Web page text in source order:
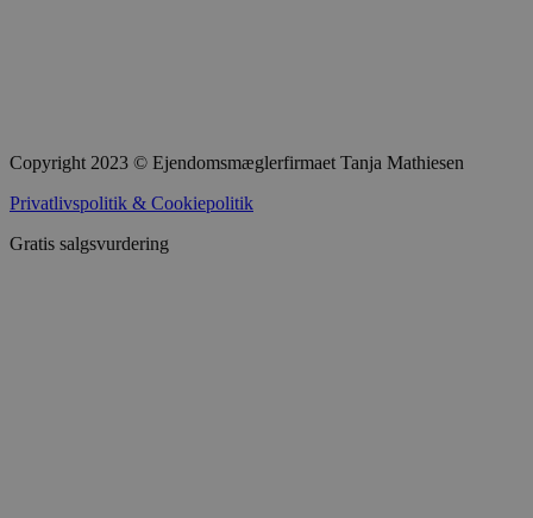
Copyright 2023 © Ejendomsmæglerfirmaet Tanja Mathiesen
Privatlivspolitik & Cookiepolitik
Gratis salgsvurdering